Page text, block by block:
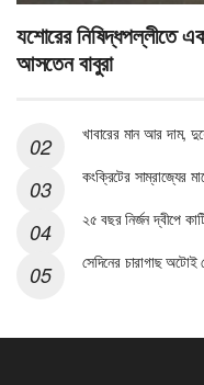
যশোরের নিষিদ্ধপল্লীতে
আসতেন বাবুরা
খাবারের মান আর দাম,
কংক্রিটের সাম্রাজ্যের
২৫ বছর নির্জন দ্বীপে
সেদিনের চারাগাছ